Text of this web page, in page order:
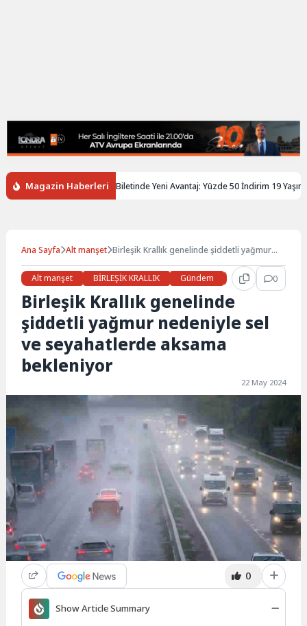
Magazin Haberleri
Gençlere Tren Biletinde Yeni Avantaj: Yüzde 50 İndirim 19 Yaşına
Ana Sayfa Alt manşet Birleşik Krallık genelinde şiddetli yağmur
bekleniyor
Alt manşet BİRLEŞİK KRALLIK Gündem Haberler 0
Birleşik Krallık genelinde
şiddetli yağmur nedeniyle sel
ve seyahatlerde aksama
bekleniyor
22 May 2024
0
Show Article Summary